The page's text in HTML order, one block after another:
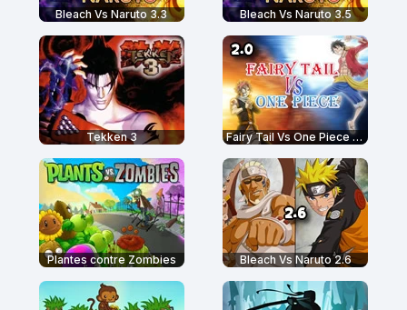
Bleach Vs Naruto 3.3 Bleach Vs Naruto 3.5
Tekken 3 Fairy Tail Vs One Piece 2.0
Plantes contre Zombies Bleach Vs Naruto 2.6